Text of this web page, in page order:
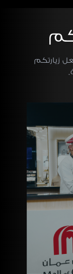
زيارتكم